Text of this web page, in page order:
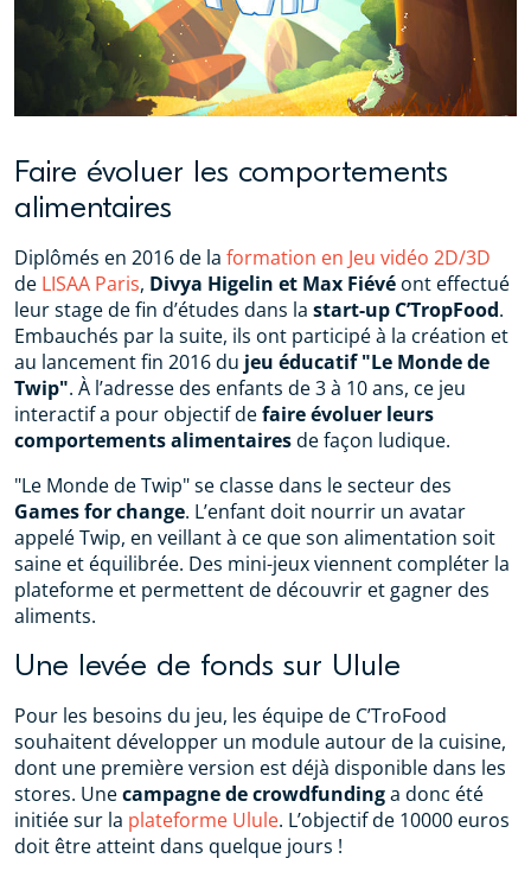
Faire évoluer les comportements
alimentaires
Diplômés en 2016 de la formation en Jeu vidéo 2D/3D
de LISAA Paris, Divya Higelin et Max Fiévé ont effectué
leur stage de fin d’études dans la start-up C’TropFood.
Embauchés par la suite, ils ont participé à la création et
au lancement fin 2016 du jeu éducatif "Le Monde de
Twip". À l’adresse des enfants de 3 à 10 ans, ce jeu
interactif a pour objectif defaire évoluer leurs
comportements alimentairesde façon ludique.
"Le Monde de Twip" se classe dans le secteur des
Games for change. L’enfant doit nourrir un avatar
appelé Twip, en veillant à ce que son alimentation soit
saine et équilibrée. Des mini-jeux viennent compléter la
plateforme et permettent de découvrir et gagner des
aliments.
Une levée de fonds sur Ulule
Pour les besoins du jeu, les équipe de C’TroFood
souhaitent développer un module autour de la cuisine,
dont une première version est déjà disponible dans les
stores. Unecampagne de crowdfundinga donc été
initiée sur la plateforme Ulule. L’objectif de 10000 euros
doit être atteint dans quelque jours !